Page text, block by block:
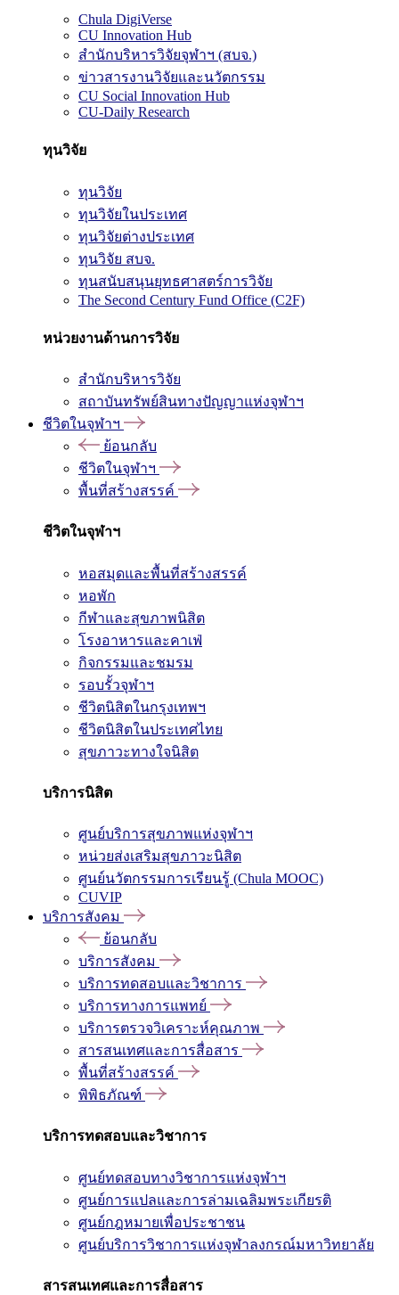
Chula DigiVerse
CU Innovation Hub
สำนักบริหารวิจัยจุฬาฯ (สบจ.)
ข่าวสารงานวิจัยและนวัตกรรม
CU Social Innovation Hub
CU-Daily Research
ทุนวิจัย
ทุนวิจัย
ทุนวิจัยในประเทศ
ทุนวิจัยต่างประเทศ
ทุนวิจัย สบจ.
ทุนสนับสนุนยุทธศาสตร์การวิจัย
The Second Century Fund Office (C2F)
หน่วยงานด้านการวิจัย
สำนักบริหารวิจัย
สถาบันทรัพย์สินทางปัญญาแห่งจุฬาฯ
ชีวิตในจุฬาฯ
ย้อนกลับ
ชีวิตในจุฬาฯ
พื้นที่สร้างสรรค์
ชีวิตในจุฬาฯ
หอสมุดและพื้นที่สร้างสรรค์
หอพัก
กีฬาและสุขภาพนิสิต
โรงอาหารและคาเฟ่
กิจกรรมและชมรม
รอบรั้วจุฬาฯ
ชีวิตนิสิตในกรุงเทพฯ
ชีวิตนิสิตในประเทศไทย
สุขภาวะทางใจนิสิต
บริการนิสิต
ศูนย์บริการสุขภาพแห่งจุฬาฯ
หน่วยส่งเสริมสุขภาวะนิสิต
ศูนย์นวัตกรรมการเรียนรู้ (Chula MOOC)
CUVIP
บริการสังคม
ย้อนกลับ
บริการสังคม
บริการทดสอบและวิชาการ
บริการทางการแพทย์
บริการตรวจวิเคราะห์คุณภาพ
สารสนเทศและการสื่อสาร
พื้นที่สร้างสรรค์
พิพิธภัณฑ์
บริการทดสอบและวิชาการ
ศูนย์ทดสอบทางวิชาการแห่งจุฬาฯ
ศูนย์การแปลและการล่ามเฉลิมพระเกียรติ
ศูนย์กฎหมายเพื่อประชาชน
ศูนย์บริการวิชาการแห่งจุฬาลงกรณ์มหาวิทยาลัย
สารสนเทศและการสื่อสาร